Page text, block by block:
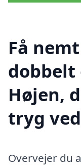
Få
dobbelt
Højen,
tryg ved
Overvejer du